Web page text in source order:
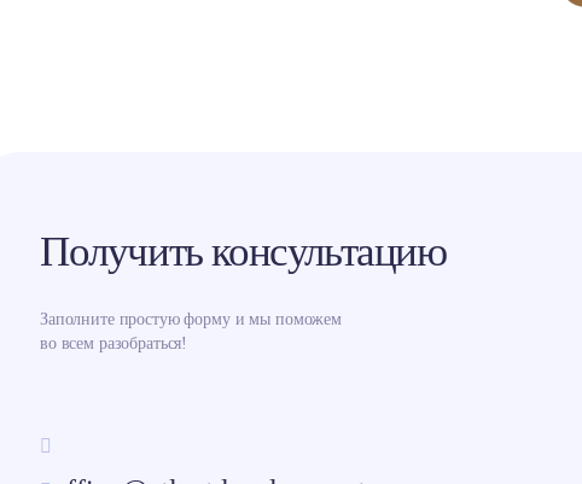
Получить консультацию
Заполните простую форму и мы поможем
во всем разобраться!